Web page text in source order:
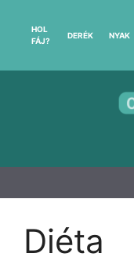
tartalomba
HOL
FÁJ?
DERÉK NYAK
Diéta